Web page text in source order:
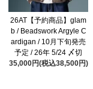
26AT【予約商品】glam
b / Beadswork Argyle C
ardigan / 10月下旬発売
予定 / 26年 5/24 〆切
35,000円(税込38,500円)